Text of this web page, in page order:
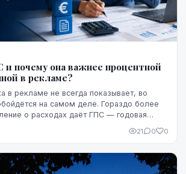
и почему она важнее процентной
в рекламе?
в рекламе не всегда показывает, во
на самом деле. Гораздо более
о расходах даёт ГПС — годовая
21 0 0